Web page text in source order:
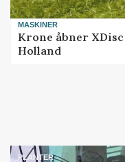
MASKINER
Krone åbner
Holland
PLANTER